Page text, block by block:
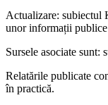
Actualizare: subiectul
unor informații
Sursele asociate sunt:
Relatările publicate
în practică.